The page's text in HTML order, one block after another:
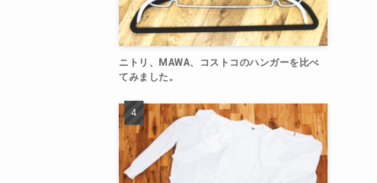
ニトリ、MAWA、コストコのハンガーを比べ
てみました。